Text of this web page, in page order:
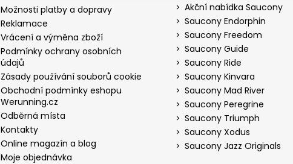
Možnosti platby a dopravy
Reklamace
Vrácení a výměna zboží
Podmínky ochrany osobních
údajů
Zásady používání souborů cookie
Obchodní podmínky eshopu
Werunning.cz
Odběrná místa
Kontakty
Online magazín a blog
Moje objednávka
Akční nabídka Saucony
Saucony Endorphin
Saucony Freedom
Saucony Guide
Saucony Ride
Saucony Kinvara
Saucony Mad River
Saucony Peregrine
Saucony Triumph
Saucony Xodus
Saucony Jazz Originals